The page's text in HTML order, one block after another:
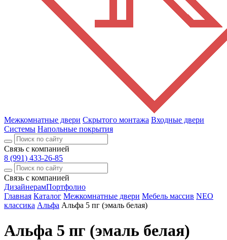
Межкомнатные двери Скрытого монтажа Входные двери
Системы Напольные покрытия
Связь с компанией
8 (991) 433-26-85
Связь с компанией
ДизайнерамПортфолио
Главная Каталог Межкомнатные двери Мебель массив NEO
классика Альфа Альфа 5 пг (эмаль белая)
Альфа 5 пг (эмаль белая)